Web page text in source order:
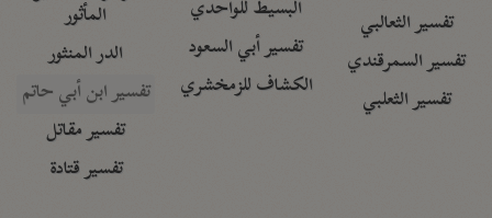
تفسير الثعالبي
تفسير السمرقندي
تفسير الثعلبي
البسيط للواحدي
تفسير أبي السعود
الكشاف للزمخشري
المأثور
الدر المنثور
تفسير ابن أبي حاتم
تفسير مقاتل
تفسير قتادة